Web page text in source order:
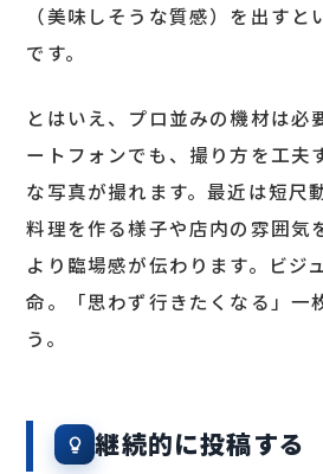
（美味しそうな質感）を出すと
です。
とはいえ、プロ並みの機材は必
ートフォンでも、撮り方を工夫
な写真が撮れます。最近は短尺
料理を作る様子や店内の雰囲気
より臨場感が伝わります。ビジ
命。「思わず行きたくなる」一
う。
継続的に投稿する